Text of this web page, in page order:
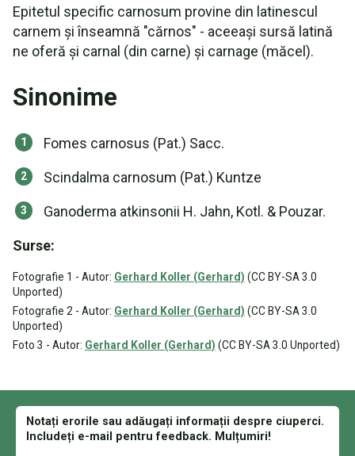
Epitetul specific carnosum provine din latinescul
carnem și înseamnă "cărnos" - aceeași sursă latină
ne oferă și carnal (din carne) și carnage (măcel).
Sinonime
Fomes carnosus (Pat.) Sacc.
Scindalma carnosum (Pat.) Kuntze
Ganoderma atkinsonii H. Jahn, Kotl. & Pouzar.
Surse:
Fotografie 1 - Autor: Gerhard Koller (Gerhard) (CC BY-SA 3.0
Unported)
Fotografie 2 - Autor: Gerhard Koller (Gerhard) (CC BY-SA 3.0
Unported)
Foto 3 - Autor: Gerhard Koller (Gerhard) (CC BY-SA 3.0 Unported)